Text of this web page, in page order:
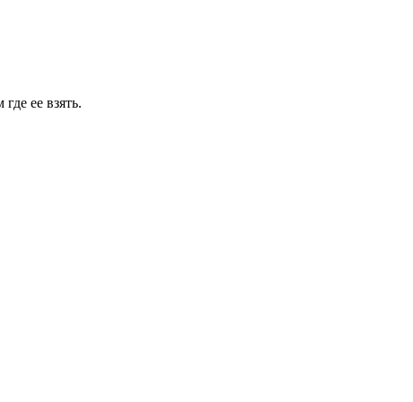
ее взять.